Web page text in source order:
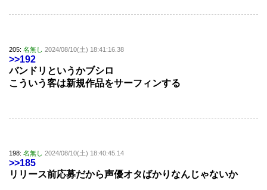
205: 名無し 2024/08/10(土) 18:41:16.38
>>192
バンドリというかブシロ
こういう客は新規作品をサーフィンする
198: 名無し 2024/08/10(土) 18:40:45.14
>>185
リリース前応募だから声優オタばかりなんじゃないか